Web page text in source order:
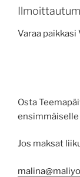
Varaa
Osta
Jos maksat